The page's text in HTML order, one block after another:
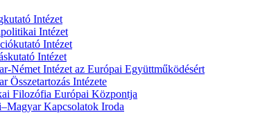
Intézet
Intézet
Intézet
Intézet
Német Intézet az Európai Együttműködésért
Összetartozás Intézete
Filozófia Európai Központja
Kapcsolatok Iroda